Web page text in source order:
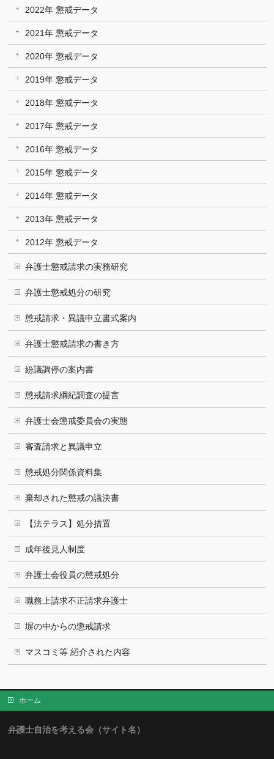
2022年 懲戒データ
2021年 懲戒データ
2020年 懲戒データ
2019年 懲戒データ
2018年 懲戒データ
2017年 懲戒データ
2016年 懲戒データ
2015年 懲戒データ
2014年 懲戒データ
2013年 懲戒データ
2012年 懲戒データ
弁護士懲戒請求の実務研究
弁護士懲戒処分の研究
懲戒請求・異議申立書式案内
弁護士懲戒請求の書き方
紛議調停の案内書
懲戒請求綱紀調査の提言
弁護士会懲戒委員会の実態
審査請求と異議申立
懲戒処分関係資料集
棄却された懲戒の議決書
【法テラス】処分措置
成年後見人制度
弁護士会役員の懲戒処分
職務上請求不正請求弁護士
塀の中からの懲戒請求
マスコミ等 紹介された内容
ホーム
弁護士自治を考える会（サイト名）